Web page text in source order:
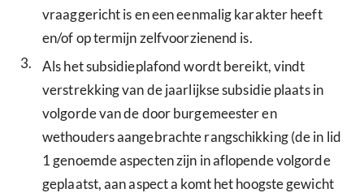
vraaggericht is en een eenmalig karakter heeft
en/of op termijn zelfvoorzienend is.
3.
Als het subsidieplafond wordt bereikt, vindt
verstrekking van de jaarlijkse subsidie plaats in
volgorde van de door burgemeester en
wethouders aangebrachte rangschikking (de in lid
1 genoemde aspecten zijn in aflopende volgorde
geplaatst, aan aspect a komt het hoogste gewicht